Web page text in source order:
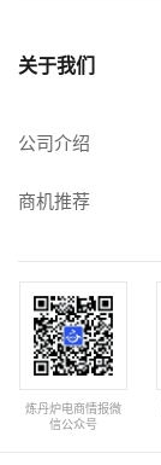
关于我们
公司介绍
商机推荐
炼丹炉电商情报微
信公众号